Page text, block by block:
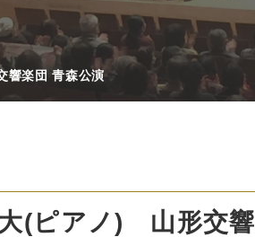
山響
報
響楽団 青森公演
(ピアノ) 山形交